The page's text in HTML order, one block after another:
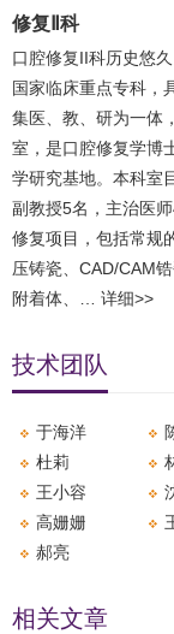
修复Ⅱ科
口腔修复II科历史悠
国家临床重点专科，
集医、教、研为一体
室，是口腔修复学博
学研究基地。本科室
副教授5名，主治医
修复项目，包括常规
压铸瓷、CAD/CAM
附着体、… 详细>>
技术团队
于海洋
杜莉
王小容
高姗姗
郝亮
相关文章